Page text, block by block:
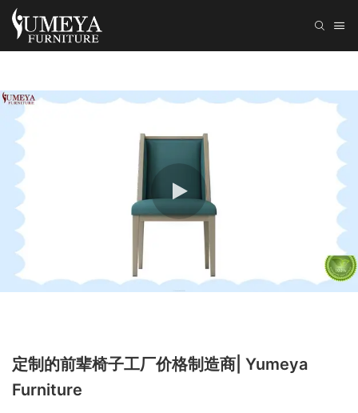
定制的前辈椅子工厂价格制造商| Yumeya
Furniture